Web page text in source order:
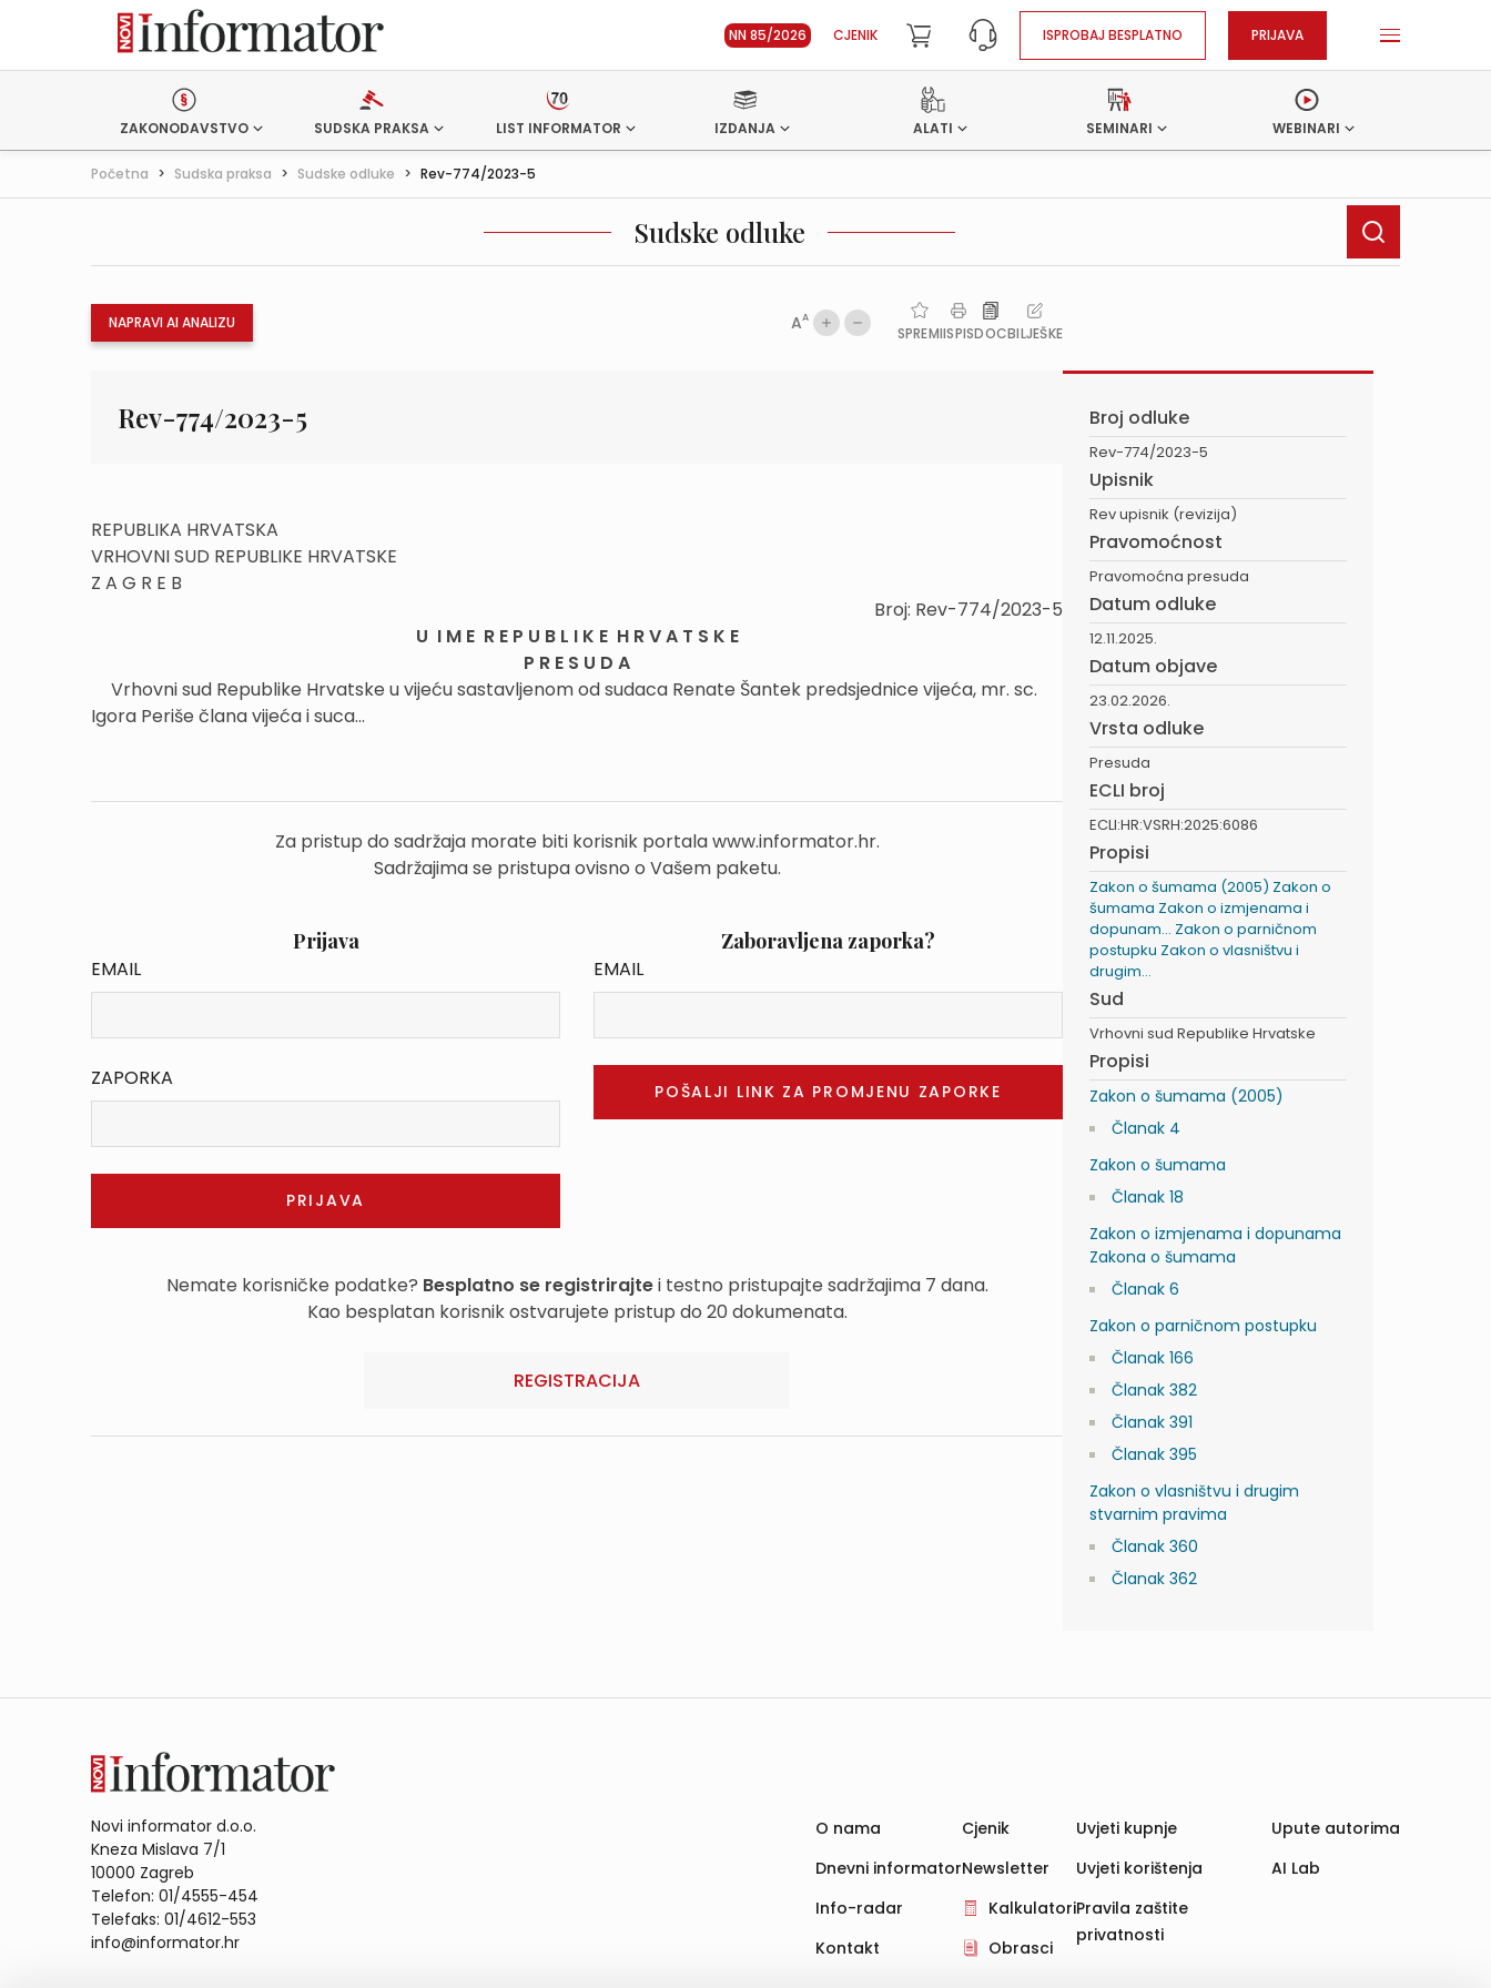
NN 85/2026 CJENIK ISPROBAJ BESPLATNO PRIJAVA
ZAKONODAVSTVO SUDSKA PRAKSA LIST INFORMATOR IZDANJA ALATI SEMINARI WEBINARI
Početna > Sudska praksa > Sudske odluke > Rev-774/2023-5
Sudske odluke
NAPRAVI AI ANALIZU AA
SPREMIISPISDOCBILJEŠKE
Rev-774/2023-5
REPUBLIKA HRVATSKA
VRHOVNI SUD REPUBLIKE HRVATSKE
Z A G R E B
Broj: Rev-774/2023-5
U I M E R E P U B L I K E H R V A T S K E
P R E S U D A
Vrhovni sud Republike Hrvatske u vijeću sastavljenom od sudaca Renate Šantek predsjednice vijeća, mr. sc.
Igora Periše člana vijeća i suca...
Za pristup do sadržaja morate biti korisnik portala www.informator.hr.
Sadržajima se pristupa ovisno o Vašem paketu.
Prijava
EMAIL
ZAPORKA
Zaboravljena zaporka?
EMAIL
Nemate korisničke podatke? Besplatno se registrirajtei testno pristupajte sadržajima 7 dana.
Kao besplatan korisnik ostvarujete pristup do 20 dokumenata.
REGISTRACIJA
Broj odluke
Rev-774/2023-5
Upisnik
Rev upisnik (revizija)
Pravomoćnost
Pravomoćna presuda
Datum odluke
12.11.2025.
Datum objave
23.02.2026.
Vrsta odluke
Presuda
ECLI broj
ECLI:HR:VSRH:2025:6086
Propisi
Zakon o šumama (2005) Zakon o
šumama Zakon o izmjenama i
dopunam... Zakon o parničnom
postupku Zakon o vlasništvu i
drugim...
Sud
Vrhovni sud Republike Hrvatske
Propisi
Zakon o šumama (2005)
Članak 4
Zakon o šumama
Članak 18
Zakon o izmjenama i dopunama
Zakona o šumama
Članak 6
Zakon o parničnom postupku
Članak 166
Članak 382
Članak 391
Članak 395
Zakon o vlasništvu i drugim
stvarnim pravima
Članak 360
Članak 362
Novi informator d.o.o.
Kneza Mislava 7/1
10000 Zagreb
Telefon: 01/4555-454
Telefaks: 01/4612-553
info@informator.hr
O nama
Dnevni informator
Info-radar
Kontakt
Cjenik
Newsletter
Kalkulatori
Obrasci
Uvjeti kupnje
Uvjeti korištenja
Pravila zaštite
privatnosti
Upute autorima
AI Lab